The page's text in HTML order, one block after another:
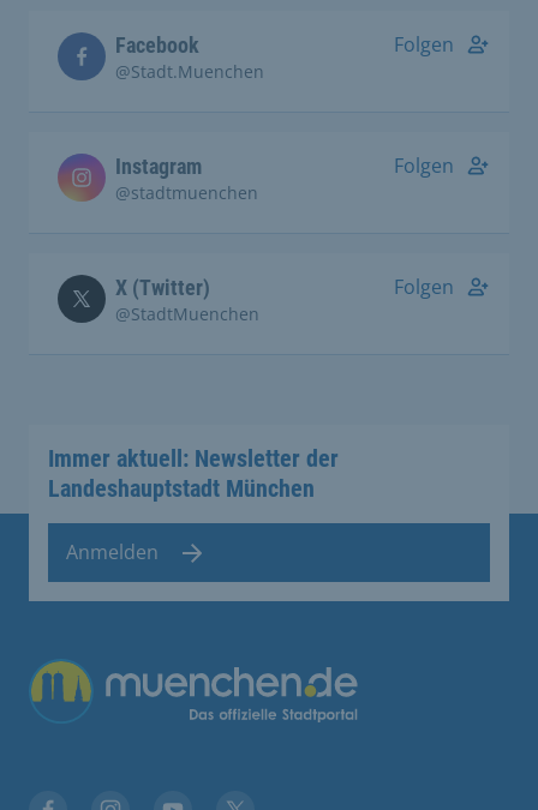
Facebook
@Stadt.Muenchen
Folgen
Instagram
@stadtmuenchen
Folgen
X (Twitter)
@StadtMuenchen
Folgen
Immer aktuell: Newsletter der
Landeshauptstadt München
Anmelden
Übergreifende Links